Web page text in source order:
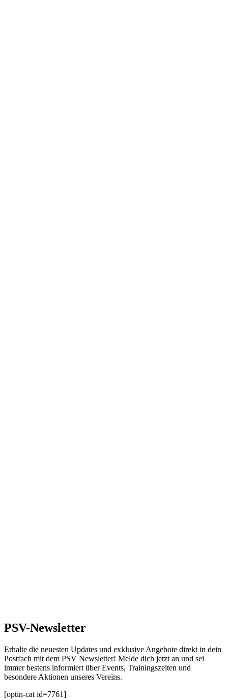
PSV-Newsletter
Erhalte die neuesten Updates und exklusive Angebote direkt in dein
Postfach mit dem PSV Newsletter! Melde dich jetzt an und sei
immer bestens informiert über Events, Trainingszeiten und
besondere Aktionen unseres Vereins.
[optin-cat id=7761]